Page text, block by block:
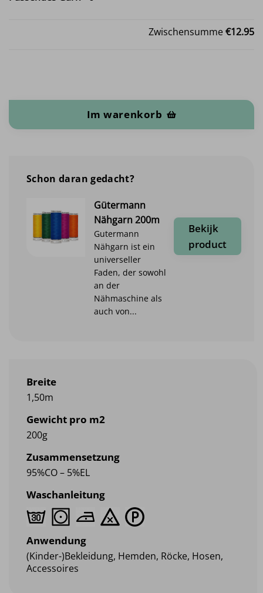
Zwischensumme€12.95
Im warenkorb
Breite
1,50m
Gewicht pro m2
200g
Zusammensetzung
95%CO – 5%EL
Waschanleitung
Anwendung
(Kinder-)Bekleidung, Hemden, Röcke, Hosen,
Accessoires
Schon daran gedacht?
Gütermann
Nähgarn 200m
Gutermann
Nähgarn ist ein
universeller
Faden, der sowohl
an der
Nähmaschine als
auch von...
Bekijk
product